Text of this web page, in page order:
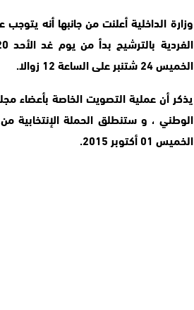
وزارة الداخلية أعلنت من جانبها أنه
الخميس 24 شتنبر على الساعة 12 زوالا
.
الخميس 01 أكتوبر 2015.